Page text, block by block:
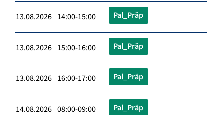
13.08.2026 14:00-15:00 Pal_Präp
13.08.2026 15:00-16:00 Pal_Präp
13.08.2026 16:00-17:00 Pal_Präp
14.08.2026 08:00-09:00 Pal_Präp